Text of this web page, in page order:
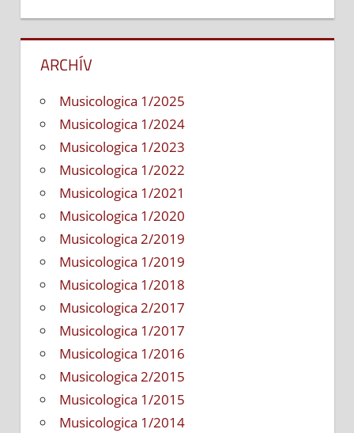
ARCHÍV
Musicologica 1/2025
Musicologica 1/2024
Musicologica 1/2023
Musicologica 1/2022
Musicologica 1/2021
Musicologica 1/2020
Musicologica 2/2019
Musicologica 1/2019
Musicologica 1/2018
Musicologica 2/2017
Musicologica 1/2017
Musicologica 1/2016
Musicologica 2/2015
Musicologica 1/2015
Musicologica 1/2014